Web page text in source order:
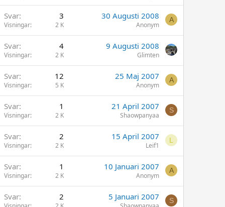
Svar 3
Visningar 2 K
30 Augusti 2008
Anonym
A
Svar 4
Visningar 2 K
9 Augusti 2008
Glimten
Svar 12
Visningar 5 K
25 Maj 2007
Anonym
A
Svar 1
Visningar 2 K
21 April 2007
Shaowpanyaa
S
Svar 2
Visningar 2 K
15 April 2007
Leif1
L
Svar 1
Visningar 2 K
10 Januari 2007
Anonym
A
Svar 2 5 Januari 2007 S